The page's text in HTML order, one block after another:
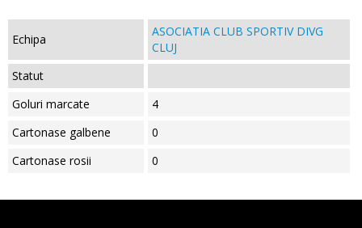
Echipa
ASOCIATIA CLUB SPORTIV DIVG
CLUJ
Statut
Goluri marcate
4
Cartonase galbene
0
Cartonase rosii
0